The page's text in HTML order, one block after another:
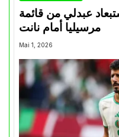
عبدلي من قائمة
مرسيليا أمام نانت
Mai 1, 2026